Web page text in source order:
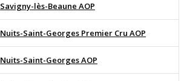
Savigny-lès-Beaune AOP
Nuits-Saint-Georges Premier Cru AOP
Nuits-Saint-Georges AOP